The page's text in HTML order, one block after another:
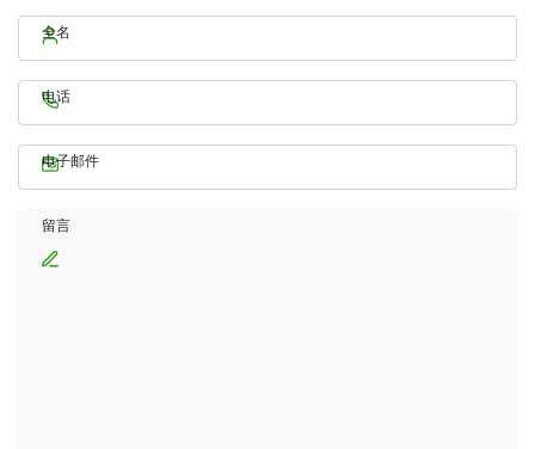
全名
电话
电子邮件
留言